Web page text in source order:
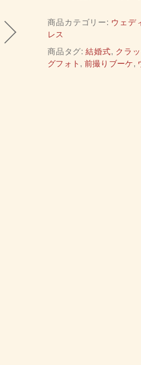
商品カテゴリー: ウェデ
レス
商品タグ:結婚式, クラ
グフォト , 前撮りブーケ,